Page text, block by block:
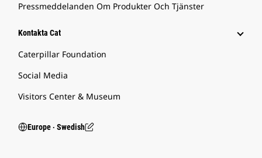
Pressmeddelanden Om Produkter Och Tjänster
Kontakta Cat
Caterpillar Foundation
Social Media
Visitors Center & Museum
Europe ‧ Swedish